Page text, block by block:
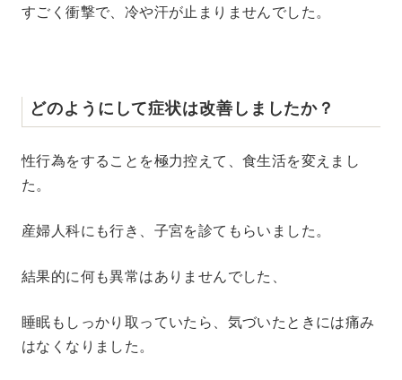
すごく衝撃で、冷や汗が止まりませんでした。
どのようにして症状は改善しましたか？
性行為をすることを極力控えて、食生活を変えまし
た。
産婦人科にも行き、子宮を診てもらいました。
結果的に何も異常はありませんでした、
睡眠もしっかり取っていたら、気づいたときには痛み
はなくなりました。